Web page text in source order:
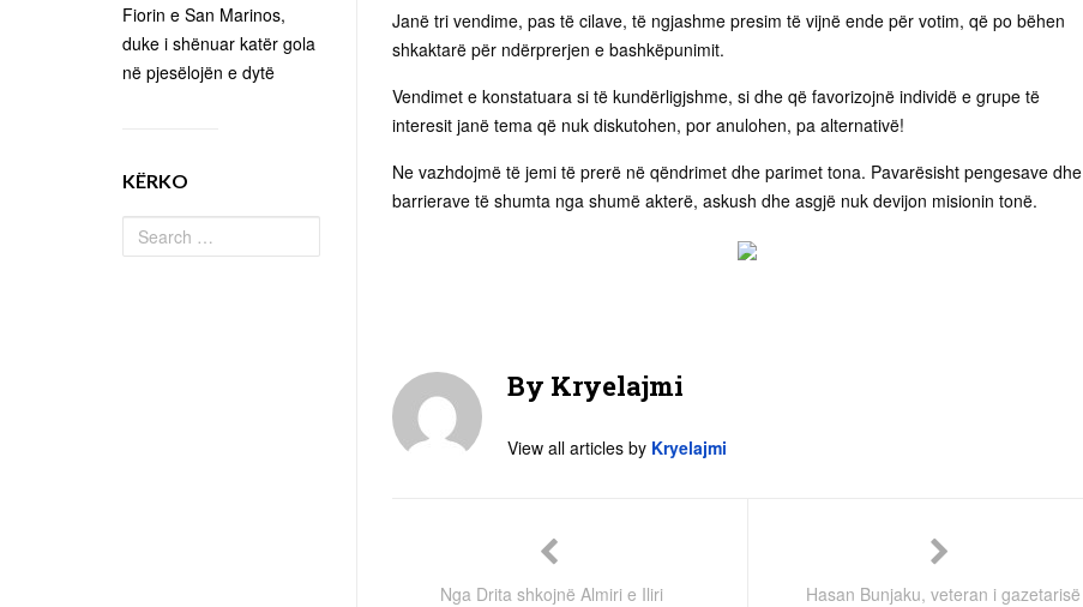
Janë tri vendime, pas të cilave, të ngjashme presim të vijnë ende për votim, që po bëhen
shkaktarë për ndërprerjen e bashkëpunimit.
Vendimet e konstatuara si të kundërligjshme, si dhe që favorizojnë individë e grupe të
interesit janë tema që nuk diskutohen, por anulohen, pa alternativë!
Ne vazhdojmë të jemi të prerë në qëndrimet dhe parimet tona. Pavarësisht pengesave dhe
barrierave të shumta nga shumë akterë, askush dhe asgjë nuk devijon misionin tonë.
By Kryelajmi
View all articles by Kryelajmi
Nga Drita shkojnë Almiri e Iliri
Hasan Bunjaku, veteran i gazetarisë
Fiorin e San Marinos,
duke i shënuar katër gola
në pjesëlojën e dytë
KËRKO